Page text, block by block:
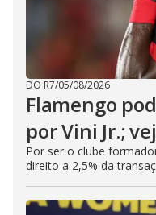
DO R7/05/08/2026
Flamengo
por Vini Jr.;
Por ser o clube
direito a 2,5% da